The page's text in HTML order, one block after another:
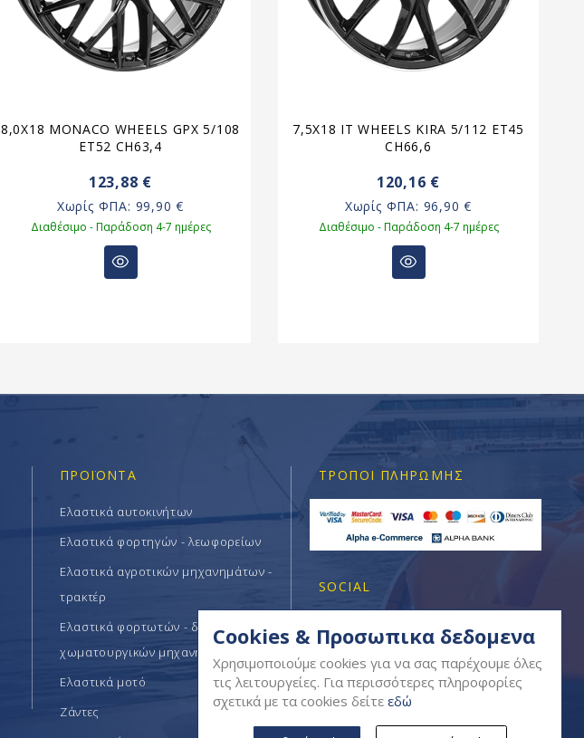
8,0X18 MONACO WHEELS GPX 5/108
ET52 CH63,4
123,88 €
Χωρίς ΦΠΑ: 99,90 €
Διαθέσιμο - Παράδοση 4-7 ημέρες
7,5X18 IT WHEELS KIRA 5/112 ET45
CH66,6
120,16 €
Χωρίς ΦΠΑ: 96,90 €
Διαθέσιμο - Παράδοση 4-7 ημέρες
ΠΡΟΪΟΝΤΑ
Ελαστικά αυτοκινήτων
Ελαστικά φορτηγών - λεωφορείων
Ελαστικά αγροτικών μηχανημάτων -
τρακτέρ
Ελαστικά φορτωτών - δομικών -
χωματουργικών μηχανημάτων
Ελαστικά μοτό
Ζάντες
ΤΡΌΠΟΙ ΠΛΗΡΩΜΉΣ
SOCIAL
Cookies & Προσωπικα δεδομενα
Χρησιμοποιούμε cookies για να σας παρέχουμε όλες
τις λειτουργείες. Για περισσότερες πληροφορίες
σχετικά με τα cookies δείτε εδώ